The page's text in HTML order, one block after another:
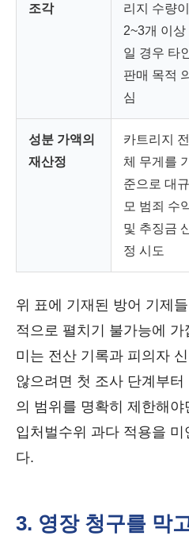
조각
리지 수량이
2~3개 이상
일 경우 타
판매 목적 의
심
성분 가액의
재산정
카트리지 전
체 무게를 기
준으로 대규
모 범죄 수
및 추징금
정 시도
위 표에 기재된 방어 기제
적으로 펼치기 불가능에 가
미는 전산 기록과 피의자
않으려면 첫 조사 단계부
의 범위를 명확히 제한해
입처벌수위 과다 적용을 미
다.
3. 영장 청구를 막